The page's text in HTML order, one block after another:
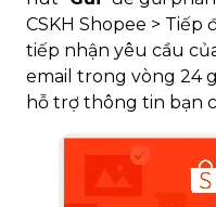
CSKH Shopee > Tiếp
tiếp nhận yêu cầu
email trong vòng 24
hỗ trợ thông tin bạn